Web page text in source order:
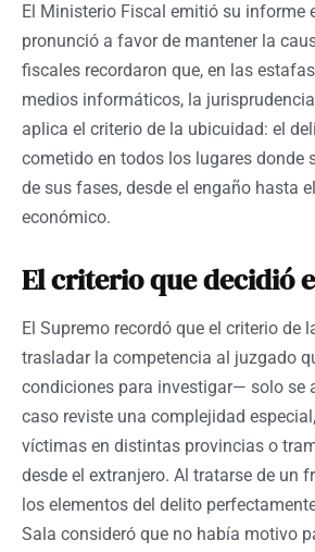
El Ministerio Fiscal emitió su informe
pronunció a favor de mantener la
fiscales recordaron que, en las
medios informáticos, la
aplica el criterio de la ubicuidad: el
cometido en todos los lugares donde
de sus fases, desde el engaño hasta
económico.
El criterio que decidió
El Supremo recordó que el criterio
trasladar la competencia al juzgado
condiciones para investigar— solo se
caso reviste una complejidad
víctimas en distintas provincias o
desde el extranjero. Al tratarse de un
los elementos del delito
Sala consideró que no había motivo